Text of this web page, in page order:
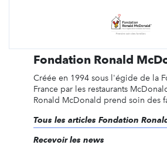
Fondation Ronald
Créée en 1994 sous l'égide de la
France par les restaurants
Ronald McDonald prend soin des
Tous les articles Fondation
Recevoir les news